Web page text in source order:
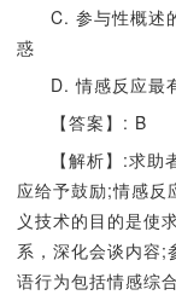
C. 参与性概述
惑
D. 情感反应最
【答案】: B
【解析】:求助
应给予鼓励;情感反
义技术的目的是使
系，深化会谈内容;
语行为包括情感综